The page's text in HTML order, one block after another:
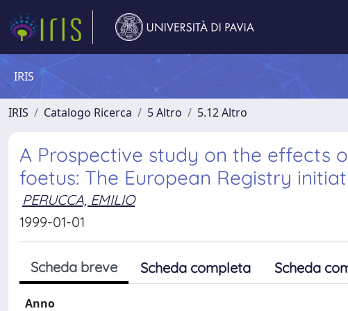
IRIS
IRIS Catalogo Ricerca 5 Altro 5.12 Altro
A Prospective study on the effects
foetus: The European Registry
PERUCCA, EMILIO
1999-01-01
Scheda breve Scheda completa Scheda
Anno